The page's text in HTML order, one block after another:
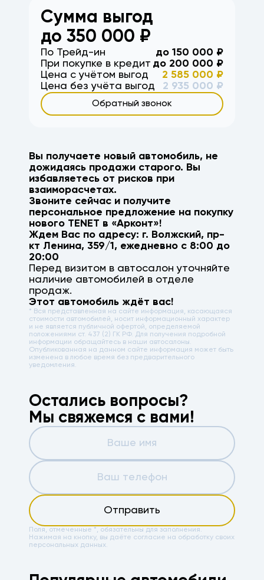
Сумма выгод
до 350 000 ₽
По Трейд-ин до 150 000 ₽
При покупке в кредит до 200 000 ₽
Цена с учётом выгод
2 585 000 ₽
Цена без учёта выгод
2 935 000 ₽
Обратный звонок
Вы получаете новый автомобиль, не
дожидаясь продажи старого. Вы
избавляетесь от рисков при
взаиморасчетах.
Звоните сейчас и получите
персональное предложение на покупку
нового TENET в «Арконт»!
Ждем Вас по адресу: г. Волжский, пр-
кт Ленина, 359/1 , ежедневно с 8:00 до
20:00
Перед визитом в автосалон уточняйте
наличие автомобилей в отделе
продаж.
Этот автомобиль ждёт вас!
* Вся представленная на сайте информация, касающаяся
стоимости автомобилей, носит информационный характер
и не является публичной офертой, определяемой
положениями ст. 437 (2) ГК РФ. Для получения подробной
информации обращайтесь в наши автосалоны.
Опубликованная на данном сайте информация может быть
изменена в любое время без предварительного
уведомления.
Остались вопросы?
Мы свяжемся с вами!
Отправить
Поля, отмеченные *, обязательны для заполнения.
Нажимая на кнопку, вы даёте согласие на обработку своих
персональных данных.